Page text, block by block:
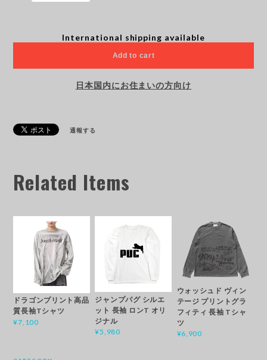
International shipping available
Add to cart
日本国内にお住まいの方向け
通報する
Related Items
ドラゴンプリント高品
質長袖Tシャツ
¥7,100
ジャンプパグ シルエ
ット 長袖 ロンT オリ
ジナル
¥5,980
ウォッシュド ヴィン
テージ プリントグラ
フィティ 長袖 Tシャ
ツ
¥6,900